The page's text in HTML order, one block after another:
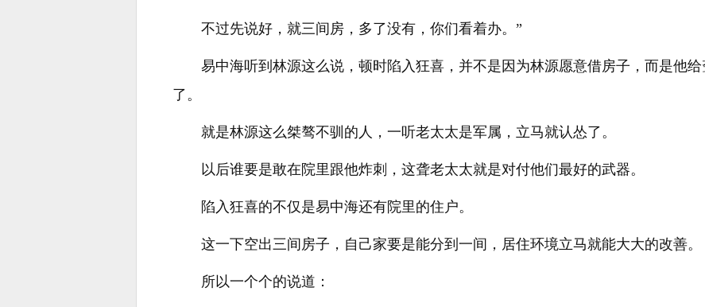
不过先说好，就三间房，多了没有，你们看着办。”
易中海听到林源这么说，顿时陷入狂喜，并不是因为林源愿意借房子，而是他
了。
就是林源这么桀骜不驯的人，一听老太太是军属，立马就认怂了。
以后谁要是敢在院里跟他炸刺，这聋老太太就是对付他们最好的武器。
陷入狂喜的不仅是易中海还有院里的住户。
这一下空出三间房子，自己家要是能分到一间，居住环境立马就能大大的改善。
所以一个个的说道：